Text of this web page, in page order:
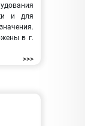
и для
в г.
>>>